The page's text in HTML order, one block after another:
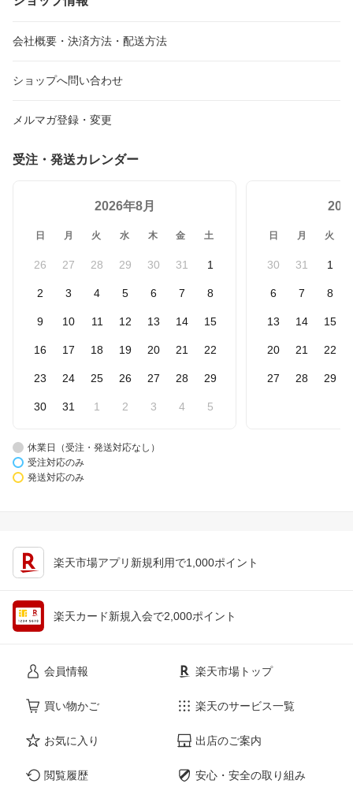
会社概要・決済方法・配送方法
ショップへ問い合わせ
メルマガ登録・変更
受注・発送カレンダー
2026年8月
日 月 火 水 木 金 土
26 27 28 29 30 31 1
2 3 4 5 6 7 8
9 10 11 12 13 14 15
16 17 18 19 20 21 22
23 24 25 26 27 28 29
30 31 1 2 3 4 5
日 月 火
30 31 1
6 7 8
13 14 15
20 21 22
27 28 29
休業日（受注・発送対応なし）
受注対応のみ
発送対応のみ
楽天市場アプリ新規利用で1,000ポイント
楽天カード新規入会で2,000ポイント
会員情報
買い物かご
お気に入り
閲覧履歴
楽天市場トップ
楽天のサービス一覧
出店のご案内
安心・安全の取り組み